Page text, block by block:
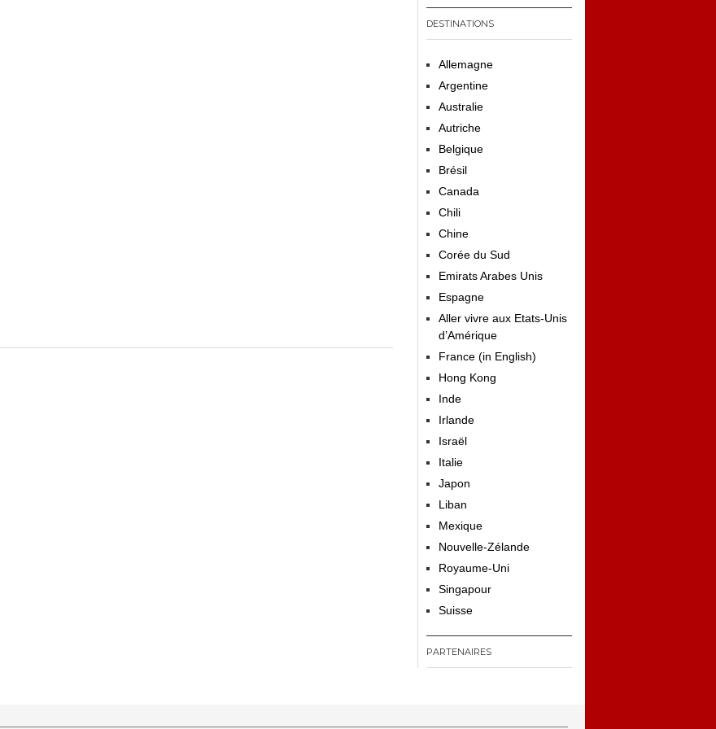
DESTINATIONS
Allemagne
Argentine
Australie
Autriche
Belgique
Brésil
Canada
Chili
Chine
Corée du Sud
Emirats Arabes Unis
Espagne
Aller vivre aux Etats-Unis
d’Amérique
France (in English)
Hong Kong
Inde
Irlande
Israël
Italie
Japon
Liban
Mexique
Nouvelle-Zélande
Royaume-Uni
Singapour
Suisse
PARTENAIRES